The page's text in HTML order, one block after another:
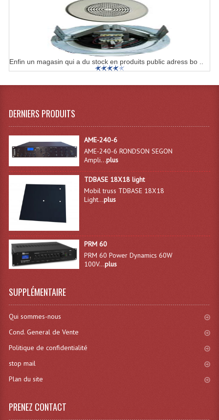
Enfin un magasin qui a du stock en produits public adress bo ..
DERNIERS PRODUITS
AME-240-6
AME-240-6 RONDSON SEGON
Ampli...plus
TDBASE 18X18 light
Mobil truss TDBASE 18X18
Light...plus
PRM 60
PRM 60 Power Dynamics 60W
100V...plus
SUPPLÉMENTAIRE
Qui sommes-nous
Cond. General de Vente
Politique de confidentialité
stop mail
Plan du site
PRENEZ CONTACT